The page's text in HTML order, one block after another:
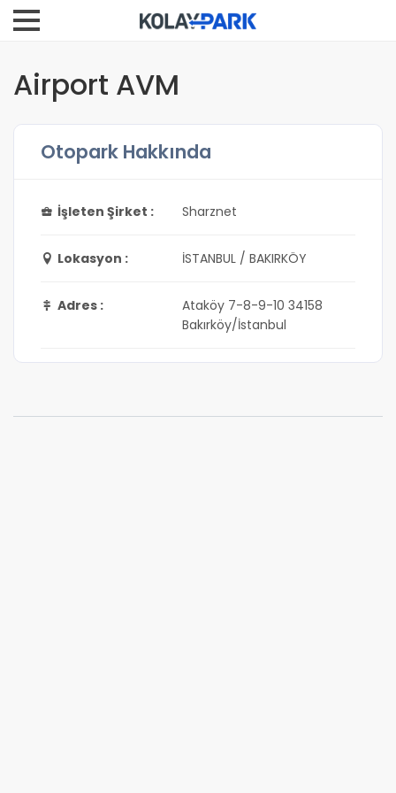
Airport AVM
Otopark Hakkında
İşleten Şirket : Sharznet
Lokasyon : İSTANBUL / BAKIRKÖY
Adres :
Ataköy 7-8-9-10 34158
Bakırköy/İstanbul